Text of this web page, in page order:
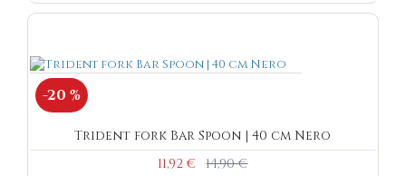
-20 %
Trident fork Bar Spoon | 40 cm Nero
11,92 €
14,90 €